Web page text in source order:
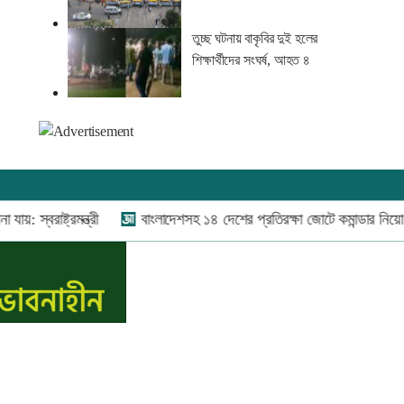
তুচ্ছ ঘটনায় বাকৃবির দুই হলের
শিক্ষার্থীদের সংঘর্ষ, আহত ৪
যোগাযোগ:০২-৫৫১১১৬৬০,০১৬০০৩৪৪৩৭০-৭১,
নিউজ রুম:০১৬০০৩৪৪৩৭২,
E-mail:
বাংলাদেশসহ ১৪ দেশের প্রতিরক্ষা জোটে কমান্ডার নিয়োগ